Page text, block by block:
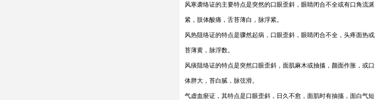
风寒袭络证的主要特点是突然的口眼歪斜，眼睛闭合不全或有口角流
紧，肢体酸痛，舌苔薄白，脉浮紧。
风热阻络证的特点是骤然起病，口眼歪斜，眼睛闭合不全，头疼面热
苔薄黄，脉浮数。
风痰阻络证的特点是突然口眼歪斜，面肌麻木或抽搐，颜面作胀，或
体胖大，苔白腻，脉弦滑。
气虚血瘀证，其特点是口眼歪斜，日久不愈，面肌时有抽搐，面白气